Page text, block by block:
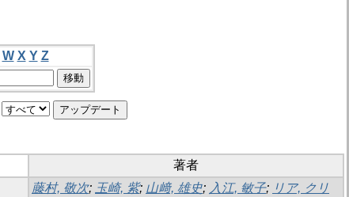
W X Y Z
著者
藤村, 敬次; 玉崎, 紫; 山﨑, 雄史; 入江, 敏子; リア, クリ